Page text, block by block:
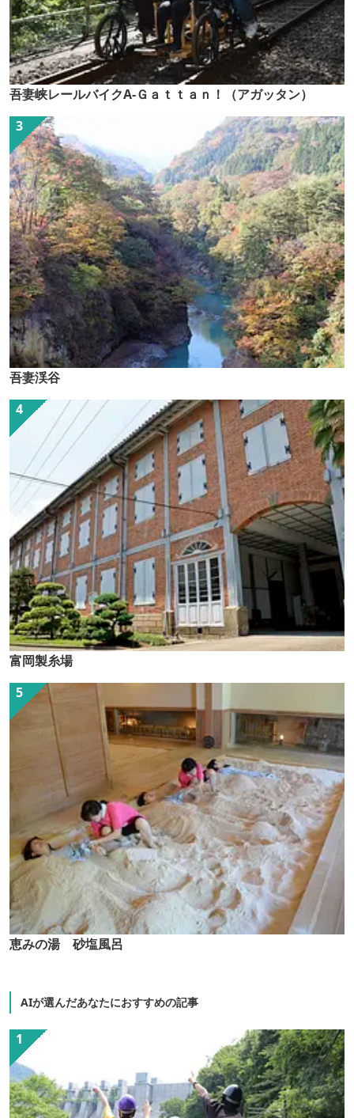
吾妻峡レールバイクA-Ｇａｔｔａｎ！（アガッタン）
吾妻渓谷
富岡製糸場
恵みの湯 砂塩風呂
AIが選んだあなたにおすすめの記事